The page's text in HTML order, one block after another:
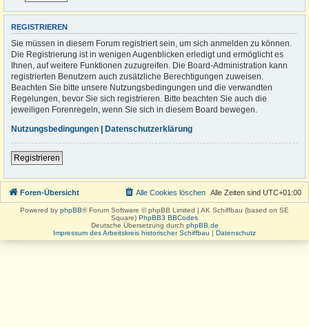
REGISTRIEREN
Sie müssen in diesem Forum registriert sein, um sich anmelden zu können.
Die Registrierung ist in wenigen Augenblicken erledigt und ermöglicht es
Ihnen, auf weitere Funktionen zuzugreifen. Die Board-Administration kann
registrierten Benutzern auch zusätzliche Berechtigungen zuweisen.
Beachten Sie bitte unsere Nutzungsbedingungen und die verwandten
Regelungen, bevor Sie sich registrieren. Bitte beachten Sie auch die
jeweiligen Forenregeln, wenn Sie sich in diesem Board bewegen.
Nutzungsbedingungen | Datenschutzerklärung
Registrieren
Foren-Übersicht Alle Zeiten sind UTC+01:00
Alle Cookies löschen
Powered by phpBB® Forum Software © phpBB Limited | AK Schiffbau (based on SE
Square) PhpBB3 BBCodes
Deutsche Übersetzung durch phpBB.de
Impressum des Arbeitskreis historischer Schiffbau | Datenschutz